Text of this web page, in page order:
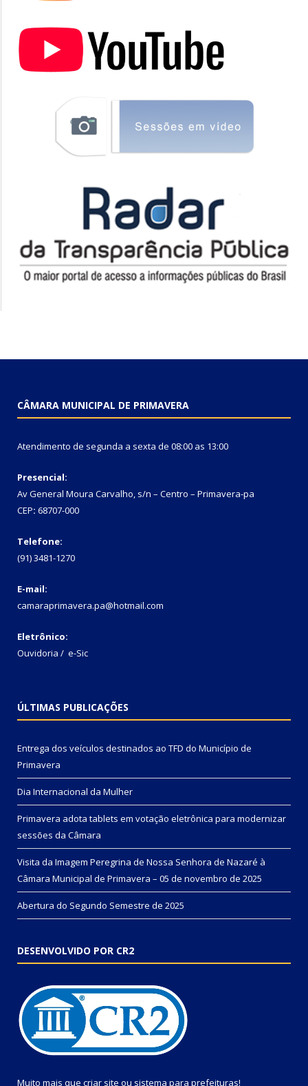
CÂMARA MUNICIPAL DE PRIMAVERA
Atendimento de segunda a sexta de 08:00 as 13:00
Presencial:
Av General Moura Carvalho, s/n – Centro – Primavera-pa
CEP: 68707-000
Telefone:
(91) 3481-1270
E-mail:
camaraprimavera.pa@hotmail.com
Eletrônico:
Ouvidoria / e-Sic
ÚLTIMAS PUBLICAÇÕES
Entrega dos veículos destinados ao TFD do Município de
Primavera
Dia Internacional da Mulher
Primavera adota tablets em votação eletrônica para modernizar
sessões da Câmara
Visita da Imagem Peregrina de Nossa Senhora de Nazaré à
Câmara Municipal de Primavera – 05 de novembro de 2025
Abertura do Segundo Semestre de 2025
DESENVOLVIDO POR CR2
Muito mais que criar site ou sistema para prefeituras!